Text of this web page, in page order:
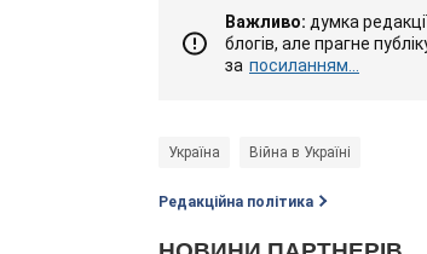
Важливо: думка
блогів, але прагне
за посиланням...
Україна Війна в Україні
Редакційна політика